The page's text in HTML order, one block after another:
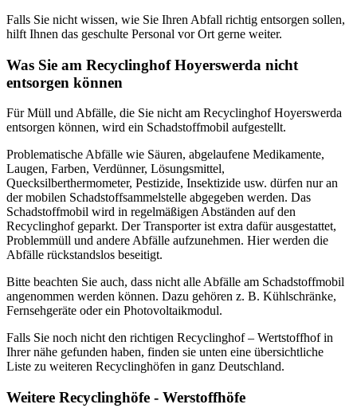
Falls Sie nicht wissen, wie Sie Ihren Abfall richtig entsorgen sollen,
hilft Ihnen das geschulte Personal vor Ort gerne weiter.
Was Sie am Recyclinghof Hoyerswerda nicht
entsorgen können
Für Müll und Abfälle, die Sie nicht am Recyclinghof Hoyerswerda
entsorgen können, wird ein Schadstoffmobil aufgestellt.
Problematische Abfälle wie Säuren, abgelaufene Medikamente,
Laugen, Farben, Verdünner, Lösungsmittel,
Quecksilberthermometer, Pestizide, Insektizide usw. dürfen nur an
der mobilen Schadstoffsammelstelle abgegeben werden. Das
Schadstoffmobil wird in regelmäßigen Abständen auf den
Recyclinghof geparkt. Der Transporter ist extra dafür ausgestattet,
Problemmüll und andere Abfälle aufzunehmen. Hier werden die
Abfälle rückstandslos beseitigt.
Bitte beachten Sie auch, dass nicht alle Abfälle am Schadstoffmobil
angenommen werden können. Dazu gehören z. B. Kühlschränke,
Fernsehgeräte oder ein Photovoltaikmodul.
Falls Sie noch nicht den richtigen Recyclinghof – Wertstoffhof in
Ihrer nähe gefunden haben, finden sie unten eine übersichtliche
Liste zu weiteren Recyclinghöfen in ganz Deutschland.
Weitere Recyclinghöfe - Werstoffhöfe